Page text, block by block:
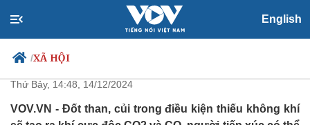
English
/XÃ HỘI
Tại sao đốt than trong phòng
kín nguy hiểm chết người?
Thứ Bảy, 14:48, 14/12/2024
VOV.VN - Đốt than, củi trong điều kiện thiếu không khí